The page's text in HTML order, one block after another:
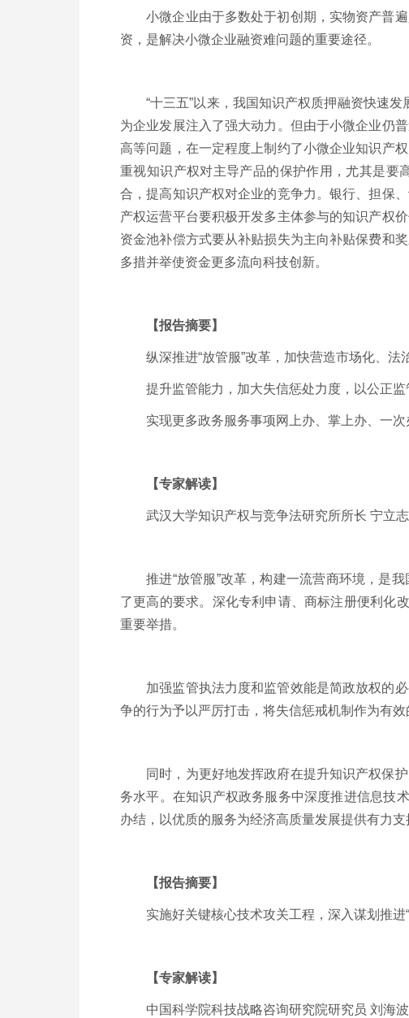
小微企业由于多数处于初创期，实物资产普遍
资，是解决小微企业融资难问题的重要途径。
“十三五”以来，我国知识产权质押融资快速发
为企业发展注入了强大动力。但由于小微企业仍
高等问题，在一定程度上制约了小微企业知识产
重视知识产权对主导产品的保护作用，尤其是要
合，提高知识产权对企业的竞争力。银行、担保
产权运营平台要积极开发多主体参与的知识产权
资金池补偿方式要从补贴损失为主向补贴保费和
多措并举使资金更多流向科技创新。
【报告摘要】
纵深推进“放管服”改革，加快营造市场化、法
提升监管能力，加大失信惩处力度，以公正监
实现更多政务服务事项网上办、掌上办、一次
【专家解读】
武汉大学知识产权与竞争法研究所所长 宁立志
推进“放管服”改革，构建一流营商环境，是我
了更高的要求。深化专利申请、商标注册便利化
重要举措。
加强监管执法力度和监管效能是简政放权的必
争的行为予以严厉打击，将失信惩戒机制作为有
同时，为更好地发挥政府在提升知识产权保护
务水平。在知识产权政务服务中深度推进信息技
办结，以优质的服务为经济高质量发展提供有力支
【报告摘要】
实施好关键核心技术攻关工程，深入谋划推进
【专家解读】
中国科学院科技战略咨询研究院研究员 刘海波